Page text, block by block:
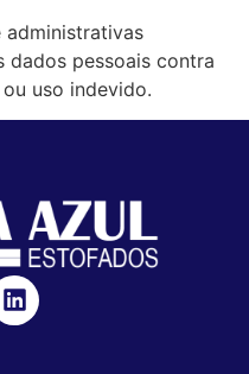
administrativas
dados pessoais contra
uso indevido.